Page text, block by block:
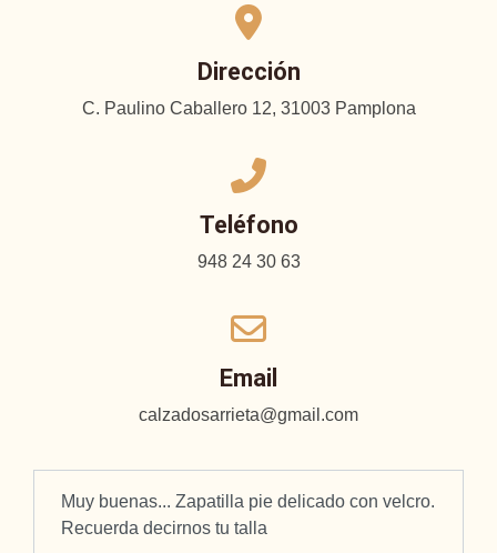
Dirección
C. Paulino Caballero 12, 31003 Pamplona
Teléfono
948 24 30 63
Email
calzadosarrieta@gmail.com